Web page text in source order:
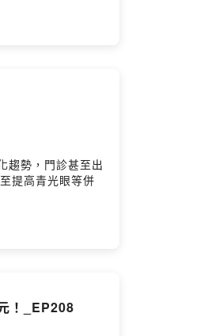
趨勢，門診甚至出
提高青光眼等併
！_EP208